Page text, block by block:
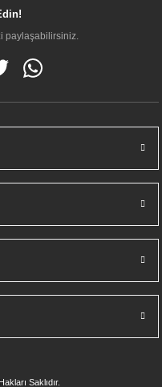
paylaşabilirsiniz.
Saklıdır.